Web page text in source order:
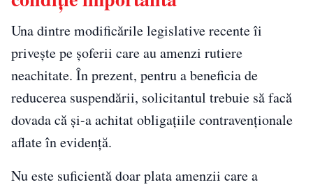
Una dintre modificările legislative recente îi
privește pe șoferii care au amenzi rutiere
neachitate. În prezent, pentru a beneficia de
reducerea suspendării, solicitantul trebuie să facă
dovada că și-a achitat obligațiile contravenționale
aflate în evidență.
Nu este suficientă doar plata amenzii care a